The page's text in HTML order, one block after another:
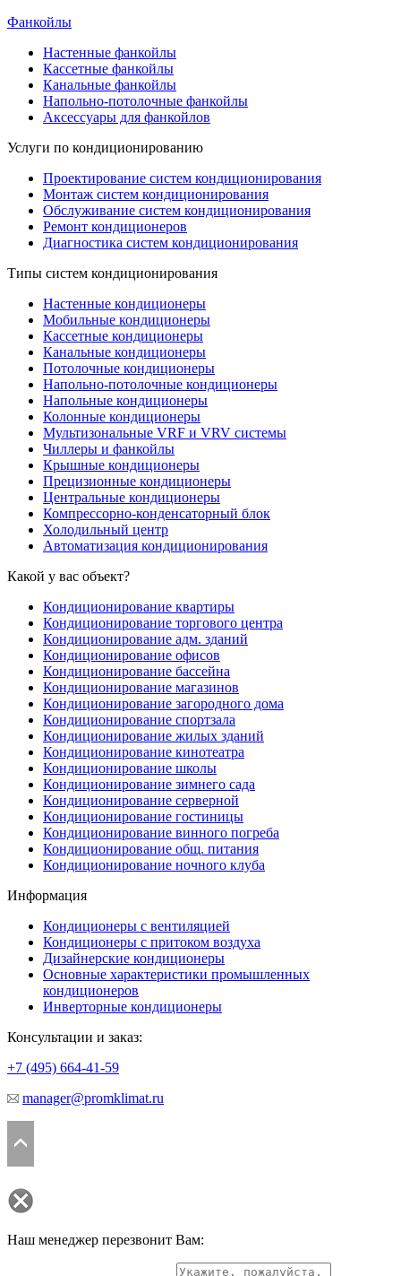
Фанкойлы
Настенные фанкойлы
Кассетные фанкойлы
Канальные фанкойлы
Напольно-потолочные фанкойлы
Аксессуары для фанкойлов
Услуги по кондиционированию
Проектирование систем кондиционирования
Монтаж систем кондиционирования
Обслуживание систем кондиционирования
Ремонт кондиционеров
Диагностика систем кондиционирования
Типы систем кондиционирования
Настенные кондиционеры
Мобильные кондиционеры
Кассетные кондиционеры
Канальные кондиционеры
Потолочные кондиционеры
Напольно-потолочные кондиционеры
Напольные кондиционеры
Колонные кондиционеры
Мультизональные VRF и VRV системы
Чиллеры и фанкойлы
Крышные кондиционеры
Прецизионные кондиционеры
Центральные кондиционеры
Компрессорно-конденсаторный блок
Холодильный центр
Автоматизация кондиционирования
Какой у вас объект?
Кондиционирование квартиры
Кондиционирование торгового центра
Кондиционирование адм. зданий
Кондиционирование офисов
Кондиционирование бассейна
Кондиционирование магазинов
Кондиционирование загородного дома
Кондиционирование спортзала
Кондиционирование жилых зданий
Кондиционирование кинотеатра
Кондиционирование школы
Кондиционирование зимнего сада
Кондиционирование серверной
Кондиционирование гостиницы
Кондиционирование винного погреба
Кондиционирование общ. питания
Кондиционирование ночного клуба
Информация
Кондиционеры с вентиляцией
Кондиционеры с притоком воздуха
Дизайнерские кондиционеры
Основные характеристики промышленных
кондиционеров
Инверторные кондиционеры
Консультации и заказ:
+7 (495) 664-41-59
manager@promklimat.ru
Наш менеджер перезвонит Вам: